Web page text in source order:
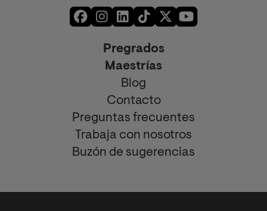
Pregrados
Maestrías
Blog
Contacto
Preguntas frecuentes
Trabaja con nosotros
Buzón de sugerencias